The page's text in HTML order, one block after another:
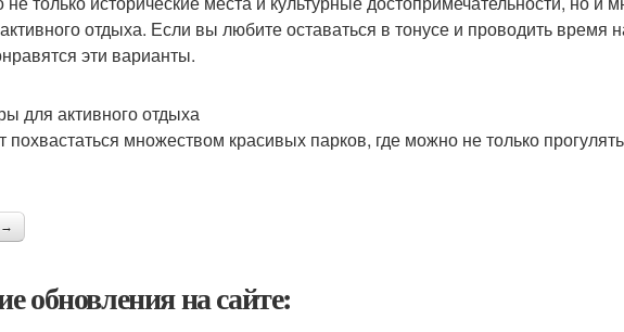
отдыха. Если вы любите оставаться в тонусе и проводить время
эти варианты.
для активного отдыха
множеством красивых парков, где можно не только
→
обновления на сайте: